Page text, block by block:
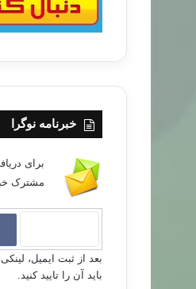
خبرنامه نوگرا
برای
مشترک
بعد از ثبت ایمیل،
باید آن را تایید کنید.